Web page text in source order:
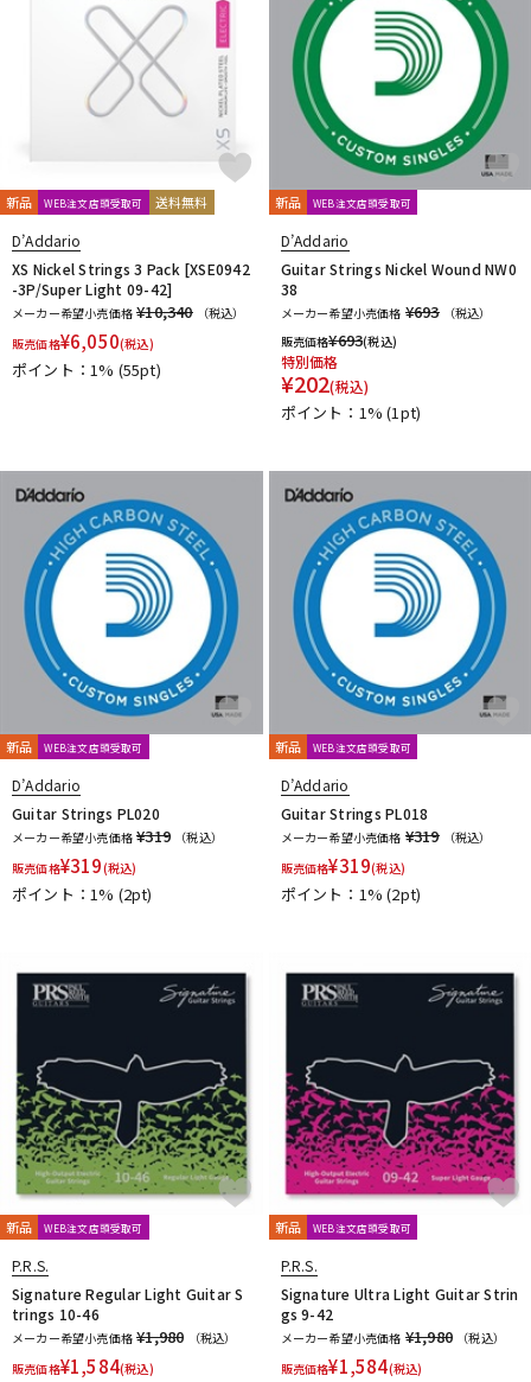
新品 WEB注文店頭受取可 送料無料
D’Addario
XS Nickel Strings 3 Pack [XSE0942
-3P/Super Light 09-42]
メーカー希望小売価格 ¥10,340
（税込）
販売価格¥6,050(税込)
ポイント：1% (55pt)
新品 WEB注文店頭受取可
D’Addario
Guitar Strings Nickel Wound NW0
38
メーカー希望小売価格 ¥693
（税込）
販売価格¥693(税込)
特別価格
¥202(税込)
ポイント：1%(1pt)
新品 WEB注文店頭受取可
D’Addario
Guitar Strings PL020
メーカー希望小売価格 ¥319
（税込）
販売価格¥319(税込)
ポイント：1% (2pt)
新品 WEB注文店頭受取可
D’Addario
Guitar Strings PL018
メーカー希望小売価格 ¥319
（税込）
販売価格¥319(税込)
ポイント：1%(2pt)
新品 WEB注文店頭受取可
P.R.S.
Signature Regular Light Guitar S
trings 10-46
メーカー希望小売価格 ¥1,980
（税込）
販売価格¥1,584(税込)
新品 WEB注文店頭受取可
P.R.S.
Signature Ultra Light Guitar Strin
gs 9-42
メーカー希望小売価格 ¥1,980
（税込）
販売価格¥1,584(税込)